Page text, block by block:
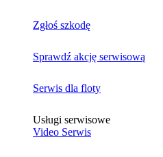
Zgłoś szkodę
Sprawdź akcję serwisową
Serwis dla floty
Usługi serwisowe
Video Serwis